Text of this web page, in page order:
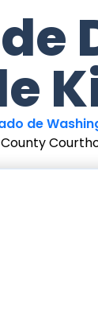
de